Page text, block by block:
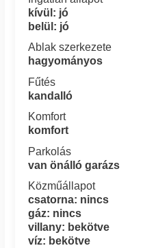
kívül: jó
belül: jó
Ablak szerkezete
hagyományos
Fűtés
kandalló
Komfort
komfort
Parkolás
van önálló garázs
Közműállapot
csatorna: nincs
gáz: nincs
villany: bekötve
víz: bekötve